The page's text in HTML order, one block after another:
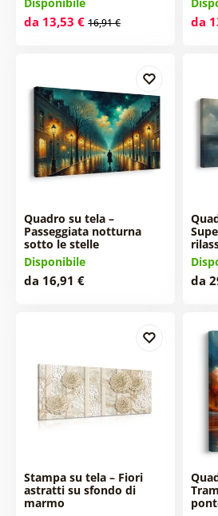
da 13,53 € 16,91 € da
Quadro su tela –
Passeggiata notturna
sotto le stelle
Disponibile
da 16,91 € da
Stampa su tela – Fiori
astratti su sfondo di
marmo